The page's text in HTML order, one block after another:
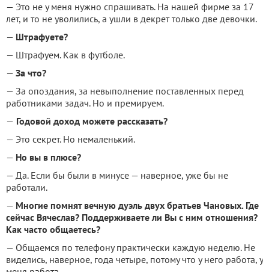
— Это не у меня нужно спрашивать. На нашей фирме за 17
лет, и то не уволились, а ушли в декрет только две девочки.
— Штрафуете?
— Штрафуем. Как в футболе.
— За что?
— За опоздания, за невыполнение поставленных перед
работниками задач. Но и премируем.
— Годовой доход можете рассказать?
— Это секрет. Но немаленький.
— Но вы в плюсе?
— Да. Если бы были в минусе — наверное, уже бы не
работали.
— Многие помнят вечную дуэль двух братьев Чановых. Где
сейчас Вячеслав? Поддерживаете ли Вы с ним отношения?
Как часто общаетесь?
— Общаемся по телефону практически каждую неделю. Не
виделись, наверное, года четыре, потому что у него работа, у